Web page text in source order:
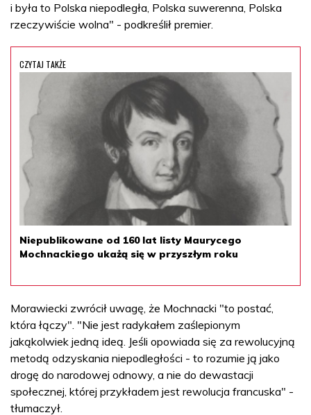
i była to Polska niepodległa, Polska suwerenna, Polska
rzeczywiście wolna" - podkreślił premier.
CZYTAJ TAKŻE
Niepublikowane od 160 lat listy Maurycego
Mochnackiego ukażą się w przyszłym roku
Morawiecki zwrócił uwagę, że Mochnacki "to postać,
która łączy". "Nie jest radykałem zaślepionym
jakąkolwiek jedną ideą. Jeśli opowiada się za rewolucyjną
metodą odzyskania niepodległości - to rozumie ją jako
drogę do narodowej odnowy, a nie do dewastacji
społecznej, której przykładem jest rewolucja francuska" -
tłumaczył.